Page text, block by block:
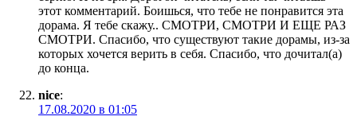
этот комментарий. Боишься, что тебе не понравится эта
дорама. Я тебе скажу.. СМОТРИ, СМОТРИ И ЕЩЕ РАЗ
СМОТРИ. Спасибо, что существуют такие дорамы, из-за
которых хочется верить в себя. Спасибо, что дочитал(а)
до конца.
nice:
17.08.2020 в 01:05